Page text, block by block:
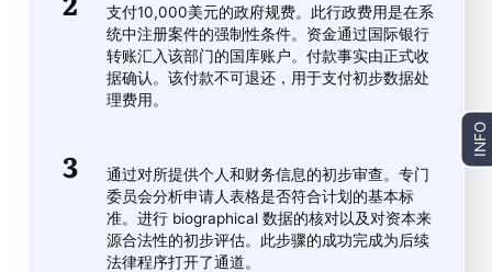
支付10,000美元的政府规费。此行政费用是在系
统中注册案件的强制性条件。资金通过国际银行
转账汇入该部门的国库账户。付款事实由正式收
据确认。该付款不可退还，用于支付初步数据处
理费用。
通过对所提供个人和财务信息的初步审查。专门
委员会分析申请人表格是否符合计划的基本标
准。进行 biographical 数据的核对以及对资本来
源合法性的初步评估。此步骤的成功完成为后续
法律程序打开了通道。
INFO